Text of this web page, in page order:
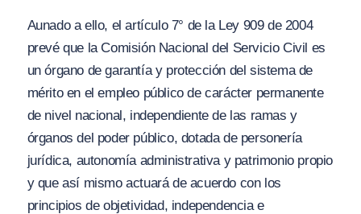
Aunado a ello, el artículo 7° de la Ley 909 de 2004
prevé que la Comisión Nacional del Servicio Civil es
un órgano de garantía y protección del sistema de
mérito en el empleo público de carácter permanente
de nivel nacional, independiente de las ramas y
órganos del poder público, dotada de personería
jurídica, autonomía administrativa y patrimonio propio
y que así mismo actuará de acuerdo con los
principios de objetividad, independencia e